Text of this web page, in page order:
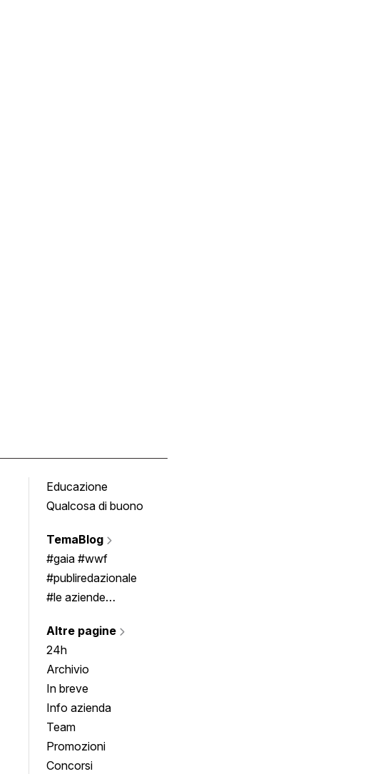
Educazione
Qualcosa di buono
TemaBlog
#gaia #wwf
#publiredazionale
#le aziende
Altre pagine
24h
Archivio
In breve
Info azienda
Team
Promozioni
Concorsi